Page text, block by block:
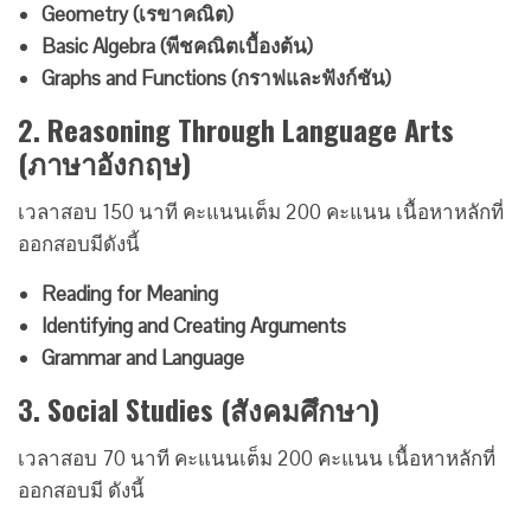
Geometry (เรขาคณิต)
Basic Algebra (พีชคณิตเบื้องต้น)
Graphs and Functions (กราฟและฟังก์ชัน)
2. Reasoning Through Language Arts
(ภาษาอังกฤษ)
เวลาสอบ 150 นาที คะแนนเต็ม 200 คะแนน เนื้อหาหลักที่
ออกสอบมีดังนี้
Reading for Meaning
Identifying and Creating Arguments
Grammar and Language
3. Social Studies (สังคมศึกษา)
เวลาสอบ 70 นาที คะแนนเต็ม 200 คะแนน เนื้อหาหลักที่
ออกสอบมี ดังนี้